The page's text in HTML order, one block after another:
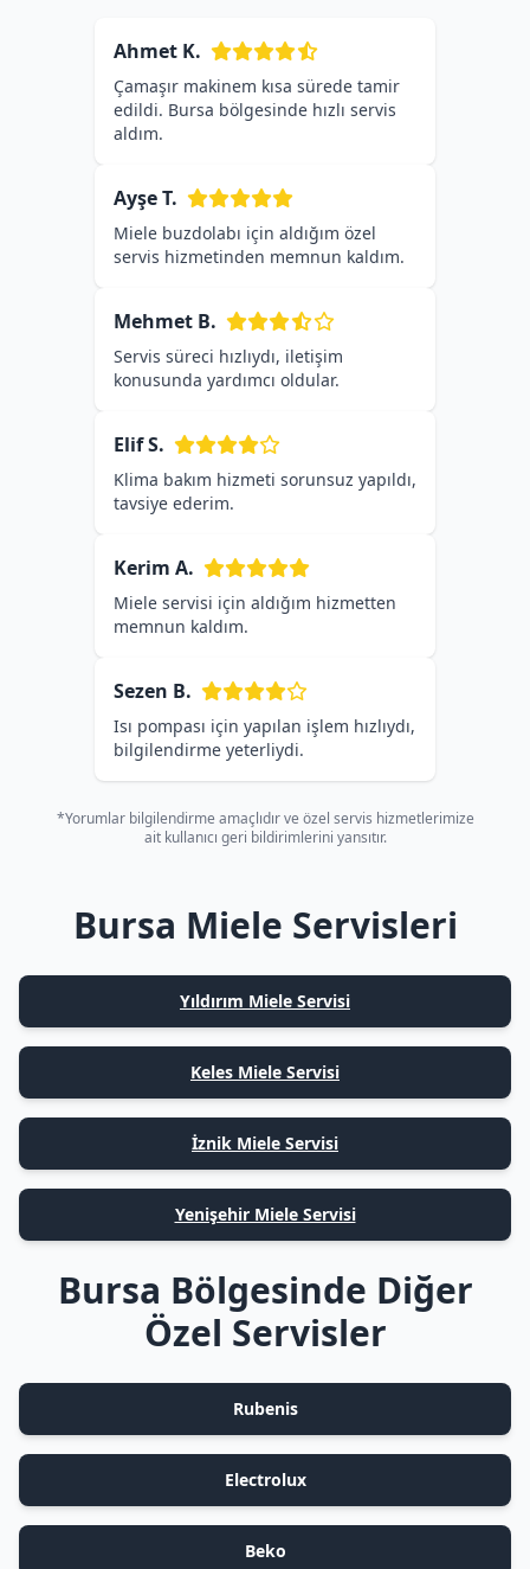
Ahmet K.
Çamaşır makinem kısa sürede tamir
edildi. Bursa bölgesinde hızlı servis
aldım.
Ayşe T.
Miele buzdolabı için aldığım özel
servis hizmetinden memnun kaldım.
Mehmet B.
Servis süreci hızlıydı, iletişim
konusunda yardımcı oldular.
Elif S.
Klima bakım hizmeti sorunsuz yapıldı,
tavsiye ederim.
Kerim A.
Miele servisi için aldığım hizmetten
memnun kaldım.
Sezen B.
Isı pompası için yapılan işlem hızlıydı,
bilgilendirme yeterliydi.
*Yorumlar bilgilendirme amaçlıdır ve özel servis hizmetlerimize
ait kullanıcı geri bildirimlerini yansıtır.
Bursa Miele Servisleri
Yıldırım Miele Servisi
Keles Miele Servisi
İznik Miele Servisi
Yenişehir Miele Servisi
Bursa Bölgesinde Diğer
Özel Servisler
Rubenis
Electrolux
Beko